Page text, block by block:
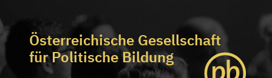
Österreichische Gesellschaft
für Politische Bildung